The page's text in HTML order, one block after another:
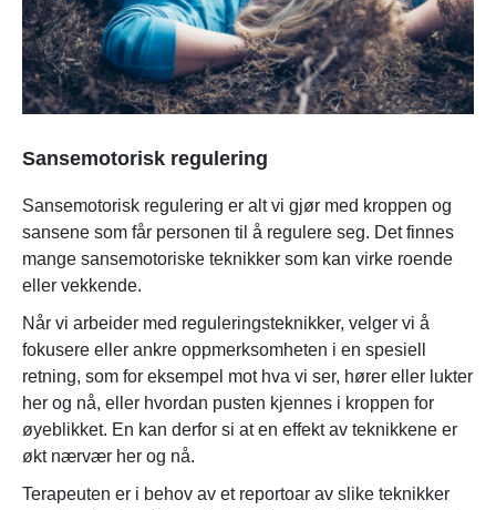
Sansemotorisk regulering
Sansemotorisk regulering er alt vi gjør med kroppen og
sansene som får personen til å regulere seg. Det finnes
mange sansemotoriske teknikker som kan virke roende
eller vekkende.
Når vi arbeider med reguleringsteknikker, velger vi å
fokusere eller ankre oppmerksomheten i en spesiell
retning, som for eksempel mot hva vi ser, hører eller lukter
her og nå, eller hvordan pusten kjennes i kroppen for
øyeblikket. En kan derfor si at en effekt av teknikkene er
økt nærvær her og nå.
Terapeuten er i behov av et reportoar av slike teknikker